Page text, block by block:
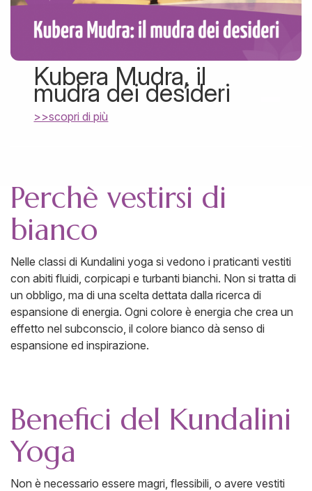
Kubera Mudra, il
mudra dei desideri
>>scopri di più
Perchè vestirsi di
bianco
Nelle classi di Kundalini yoga si vedono i praticanti vestiti
con abiti fluidi, corpicapi e turbanti bianchi. Non si tratta di
un obbligo, ma di una scelta dettata dalla ricerca di
espansione di energia. Ogni colore è energia che crea un
effetto nel subconscio, il colore bianco dà senso di
espansione ed inspirazione.
Benefici del Kundalini
Yoga
Non è necessario essere magri, flessibili, o avere vestiti